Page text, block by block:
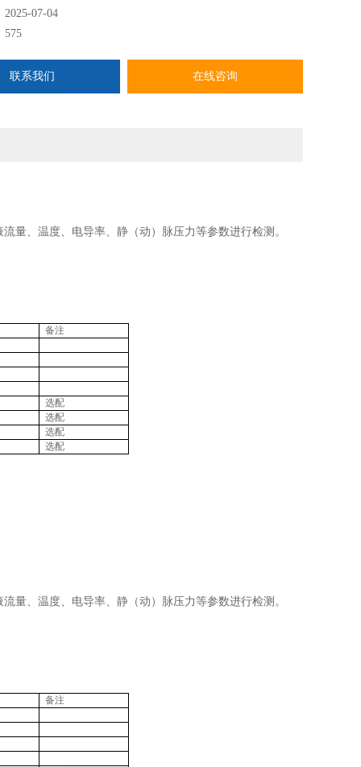
2025-07-04
575
联系我们 在线咨询
量、温度、电导率、静（动）脉压力等参数进行检测。
备注
选配
选配
选配
选配
量、温度、电导率、静（动）脉压力等参数进行检测。
备注